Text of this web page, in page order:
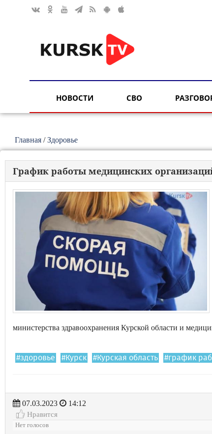
НОВОСТИ СВО
Главная /Здоровье
График работы медицинских
министерства здравоохранения Курской области и
#здоровье #Курск #Курская область #график
07.03.2023
14:12
Нравится
Нет голосов